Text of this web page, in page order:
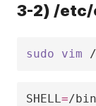
3-2) /etc/
sudo vim
SHELL =/